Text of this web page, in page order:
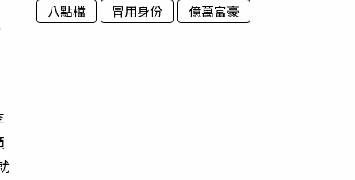
八點檔
冒用身份 億萬富豪